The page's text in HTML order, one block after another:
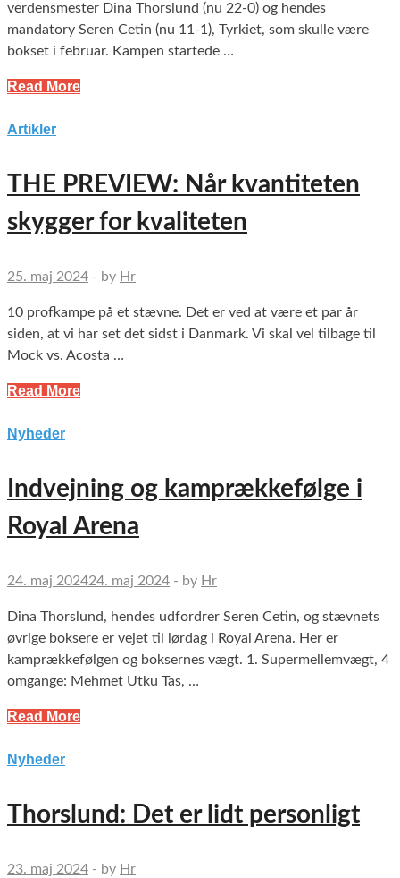
verdensmester Dina Thorslund (nu 22-0) og hendes
mandatory Seren Cetin (nu 11-1), Tyrkiet, som skulle være
bokset i februar. Kampen startede …
Read More
Artikler
THE PREVIEW: Når kvantiteten
skygger for kvaliteten
25. maj 2024 - by Hr
10 profkampe på et stævne. Det er ved at være et par år
siden, at vi har set det sidst i Danmark. Vi skal vel tilbage til
Mock vs. Acosta …
Read More
Nyheder
Indvejning og kamprækkefølge i
Royal Arena
24. maj 202424. maj 2024 - by Hr
Dina Thorslund, hendes udfordrer Seren Cetin, og stævnets
øvrige boksere er vejet til lørdag i Royal Arena. Her er
kamprækkefølgen og boksernes vægt. 1. Supermellemvægt, 4
omgange: Mehmet Utku Tas, …
Read More
Nyheder
Thorslund: Det er lidt personligt
23. maj 2024 - by Hr